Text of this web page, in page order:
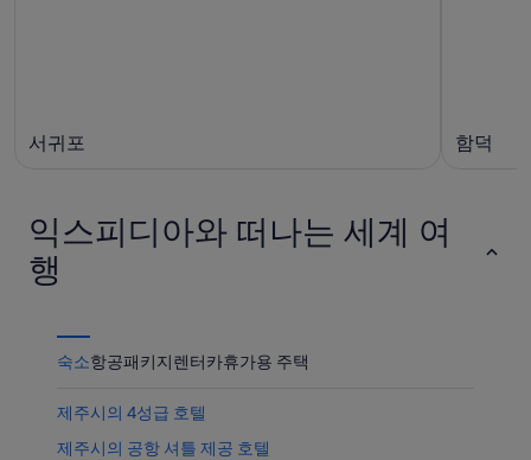
서귀포 함덕
익스피디아와 떠나는 세계 여
행
숙소항공패키지렌터카휴가용 주택
제주시의 4성급 호텔
제주시의 공항 셔틀 제공 호텔